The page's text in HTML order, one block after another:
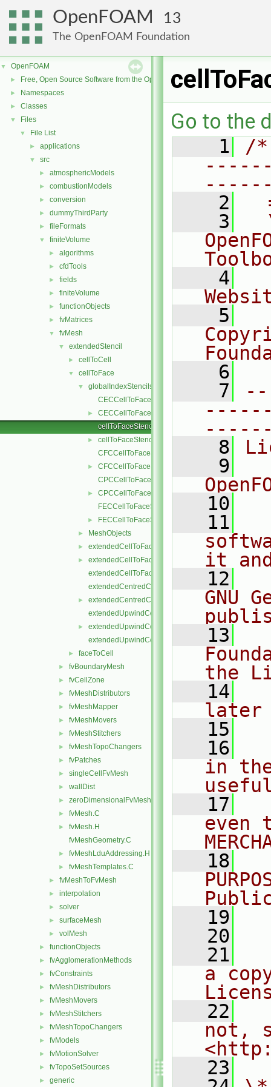
OpenFOAM 13
The OpenFOAM Foundation
▼ OpenFOAM
► Free, Open Source Software from the OpenFOAM Foundation
► Namespaces
► Classes
▼ Files
▼ File List
► applications
▼ src
► atmosphericModels
► combustionModels
► conversion
► dummyThirdParty
► fileFormats
▼ finiteVolume
► algorithms
► cfdTools
► fields
► finiteVolume
► functionObjects
► fvMatrices
▼ fvMesh
▼ extendedStencil
► cellToCell
▼ cellToFace
▼
globalIndexStencils
CECCellToFaceStencil.C
►
CECCellToFaceStencil.H
cellToFaceStencil.C
►
cellToFaceStencil.H
CFCCellToFaceStencil.C
►
CFCCellToFaceStencil.H
CPCCellToFaceStencil.C
►
CPCCellToFaceStencil.H
FECCellToFaceStencil.C
► FECCellToFaceStencil.H
► MeshObjects
► extendedCellToFaceStencil.C
►
extendedCellToFaceStencil.H
extendedCellToFaceStencilTemplates.C
extendedCentredCellToFaceStencil.C
►
extendedCentredCellToFaceStencil.H
extendedUpwindCellToFaceStencil.C
►
extendedUpwindCellToFaceStencil.H
extendedUpwindCellToFaceStencilTemplates.C
► faceToCell
► fvBoundaryMesh
► fvCellZone
► fvMeshDistributors
► fvMeshMapper
► fvMeshMovers
► fvMeshStitchers
► fvMeshTopoChangers
► fvPatches
► singleCellFvMesh
► wallDist
► zeroDimensionalFvMesh
► fvMesh.C
►
fvMesh.H
fvMeshGeometry.C
► fvMeshLduAddressing.H
► fvMeshTemplates.C
► fvMeshToFvMesh
► interpolation
► solver
► surfaceMesh
► volMesh
► functionObjects
► fvAgglomerationMethods
► fvConstraints
► fvMeshDistributors
► fvMeshMovers
► fvMeshStitchers
► fvMeshTopoChangers
► fvModels
► fvMotionSolver
► fvTopoSetSources
► generic
Go to the
    1
/
    2
    3
    4
    5
    6
    7
    8
    9
   10
   11
it
   12
GNU
   13
the
   14
later
   15
   16
in
   17
even
   18
   19
   20
   21
a
   22
not,
   23